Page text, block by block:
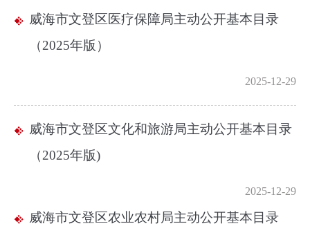
威海市文登区医疗保障局主动公开基本目录
（2025年版）
2025-12-29
威海市文登区文化和旅游局主动公开基本目录
（2025年版)
2025-12-29
威海市文登区农业农村局主动公开基本目录